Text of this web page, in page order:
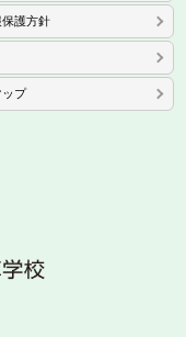
護方針
ップ